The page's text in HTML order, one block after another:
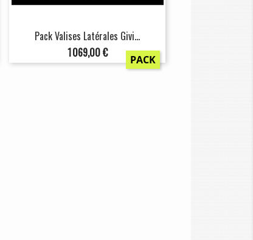
Pack Valises Latérales Givi...
Prix
1 069,00 € PACK